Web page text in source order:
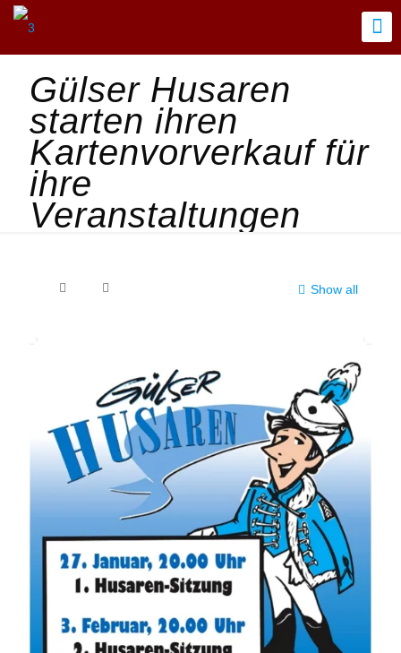
Gülser Husaren
starten ihren
Kartenvorverkauf für
ihre
Veranstaltungen
Show all